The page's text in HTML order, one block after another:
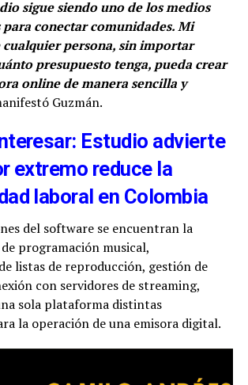
sigue siendo uno de los medios
para conectar comunidades. Mi
cualquier persona, sin importar
presupuesto tenga, pueda crear
online de manera sencilla y
Guzmán.
Estudio advierte
extremo reduce la
laboral en Colombia
del software se encuentran la
programación musical,
listas de reproducción, gestión de
con servidores de streaming,
sola plataforma distintas
la operación de una emisora digital.